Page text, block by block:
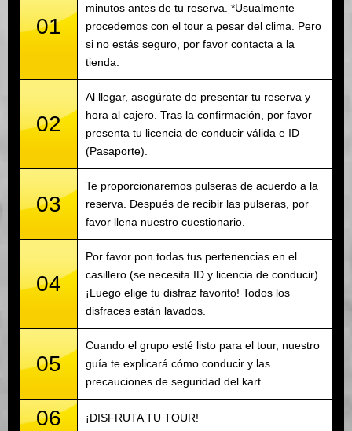
01
minutos antes de tu reserva. *Usualmente
procedemos con el tour a pesar del clima. Pero
si no estás seguro, por favor contacta a la
tienda.
02
Al llegar, asegúrate de presentar tu reserva y
hora al cajero. Tras la confirmación, por favor
presenta tu licencia de conducir válida e ID
(Pasaporte).
03
Te proporcionaremos pulseras de acuerdo a la
reserva. Después de recibir las pulseras, por
favor llena nuestro cuestionario.
04
Por favor pon todas tus pertenencias en el
casillero (se necesita ID y licencia de conducir).
¡Luego elige tu disfraz favorito! Todos los
disfraces están lavados.
05
Cuando el grupo esté listo para el tour, nuestro
guía te explicará cómo conducir y las
precauciones de seguridad del kart.
06 ¡DISFRUTA TU TOUR!